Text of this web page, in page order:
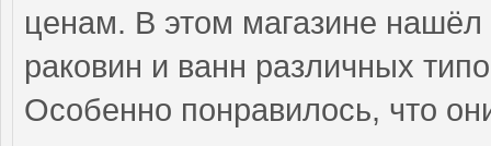
ценам. В этом магазине
раковин и ванн различных
Особенно понравилось, что